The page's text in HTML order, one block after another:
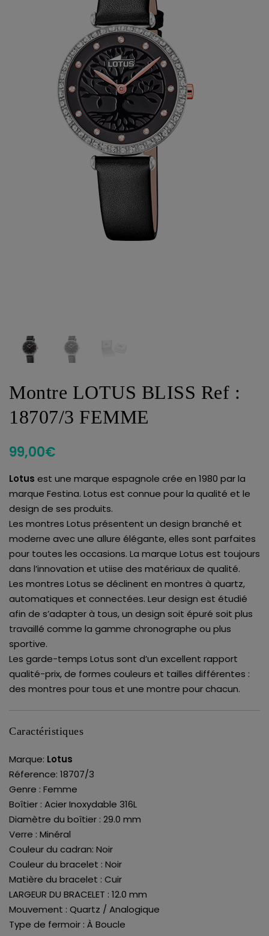
Montre LOTUS BLISS Ref :
18707/3 FEMME
99,00€
Lotus est une marque espagnole crée en 1980 par la
marque Festina. Lotus est connue pour la qualité et le
design de ses produits.
Les montres Lotus présentent un design branché et
moderne avec une allure élégante, elles sont parfaites
pour toutes les occasions. La marque Lotus est toujours
dans l’innovation et utiise des matériaux de qualité.
Les montres Lotus se déclinent en montres à quartz,
automatiques et connectées. Leur design est étudié
afin de s’adapter à tous, un design soit épuré soit plus
travaillé comme la gamme chronographe ou plus
sportive.
Les garde-temps Lotus sont d’un excellent rapport
qualité-prix, de formes couleurs et tailles différentes :
des montres pour tous et une montre pour chacun.
Caractéristiques
Marque: Lotus
Réference: 18707/3
Genre : Femme
Boîtier : Acier Inoxydable 316L
Diamètre du boîtier : 29.0 mm
Verre : Minéral
Couleur du cadran: Noir
Couleur du bracelet : Noir
Matière du bracelet : Cuir
LARGEUR DU BRACELET : 12.0 mm
Mouvement : Quartz / Analogique
Type de fermoir : À Boucle